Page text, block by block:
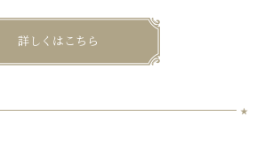
詳しくはこちら